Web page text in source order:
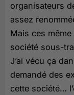
organisateurs
assez
Mais ces
société sous-
J’ai vécu ça
demandé des
cette société…